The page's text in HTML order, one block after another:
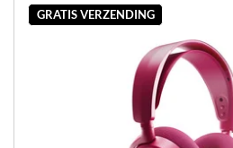
GRATIS VERZENDING